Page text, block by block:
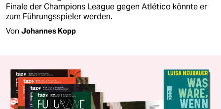
Finale der Champions League gegen Atlético könnte er
zum Führungsspieler werden.
Von Johannes Kopp